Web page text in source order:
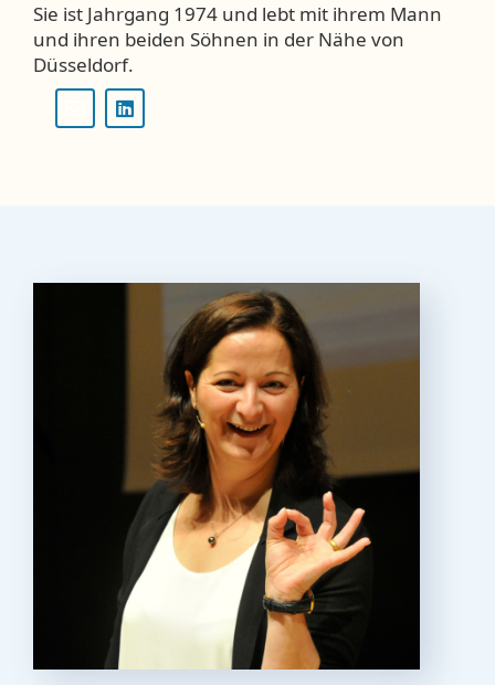
Sie ist Jahrgang 1974 und lebt mit ihrem Mann
und ihren beiden Söhnen in der Nähe von
Düsseldorf.